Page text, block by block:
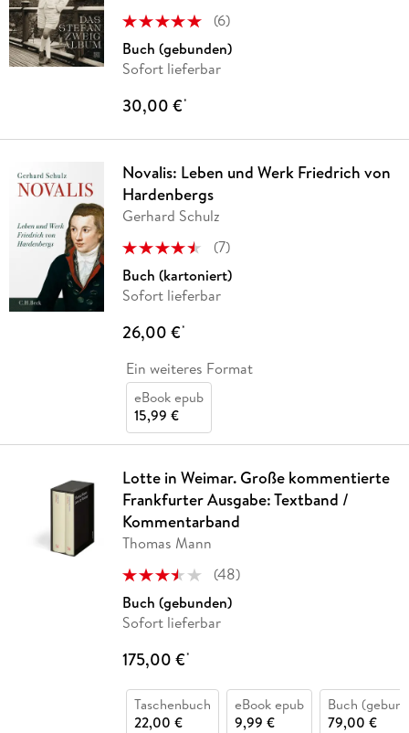
(6)
Buch (gebunden)
Sofort lieferbar
30,00 €*
Novalis: Leben und Werk Friedrich von
Hardenbergs
Gerhard Schulz
(7)
Buch (kartoniert)
Sofort lieferbar
26,00 €*
Ein weiteres Format
eBook epub
15,99 €
Lotte in Weimar. Große kommentierte
Frankfurter Ausgabe: Textband /
Kommentarband
Thomas Mann
(48)
Buch (gebunden)
Sofort lieferbar
175,00 €*
Taschenbuch
22,00 €
eBook epub
9,99 €
Buch
79,00 €